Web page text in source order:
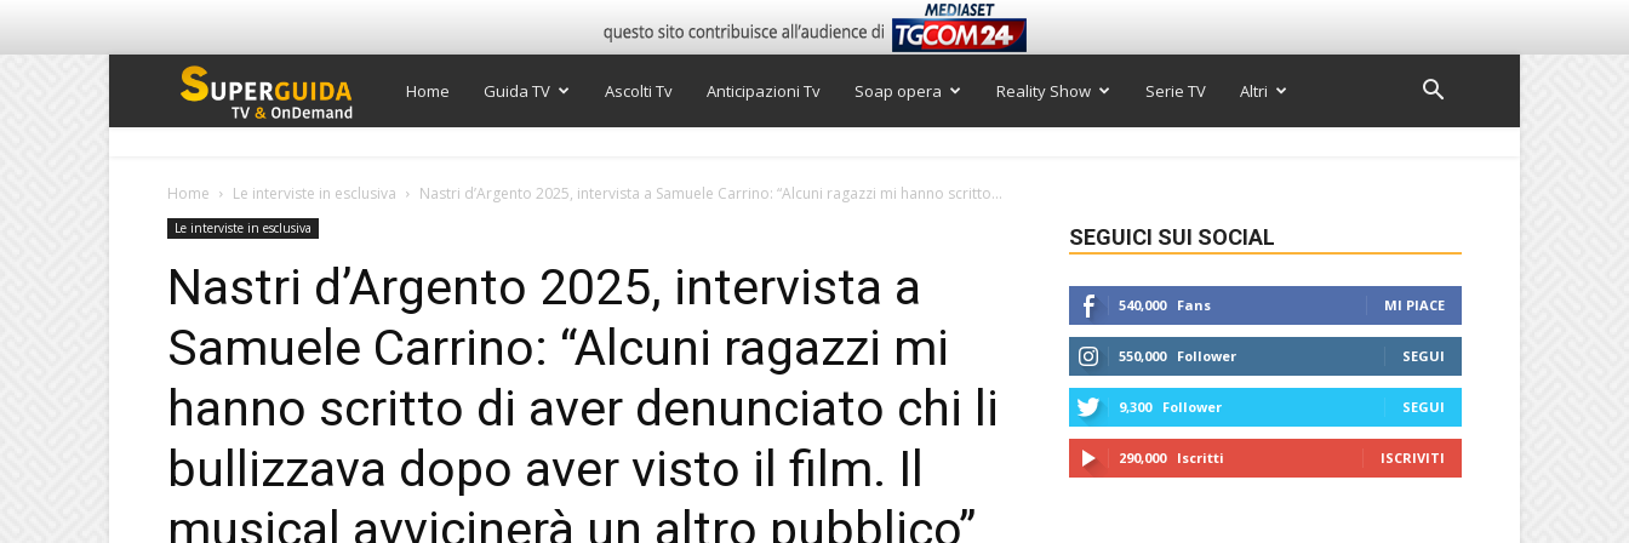
Super
Home Guida TV Ascolti Tv Anticipazioni Tv Soap opera Reality Show Serie TV Altri
Home Le interviste in esclusiva Nastri d’Argento 2025, intervista a Samuele Carrino: “Alcuni ragazzi mi hanno scritto...
Le interviste in esclusiva
Nastri d’Argento 2025, intervista a
Samuele Carrino: “Alcuni ragazzi mi
hanno scritto di aver denunciato chi li
bullizzava dopo aver visto il film. Il
musical avvicinerà un altro pubblico”
SEGUICI SUI SOCIAL
540,000 Fans MI PIACE
550,000 Follower SEGUI
9,300 Follower SEGUI
290,000 Iscritti ISCRIVITI